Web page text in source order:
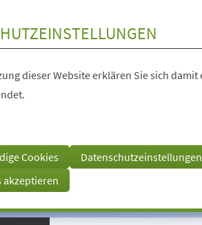
dieser Website erklären Sie sich
Cookies
akzeptieren